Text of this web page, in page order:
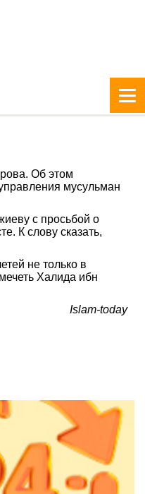
Об этом
мусульман
с просьбой о
К слову сказать,
не только в
Халида ибн
Islam-today